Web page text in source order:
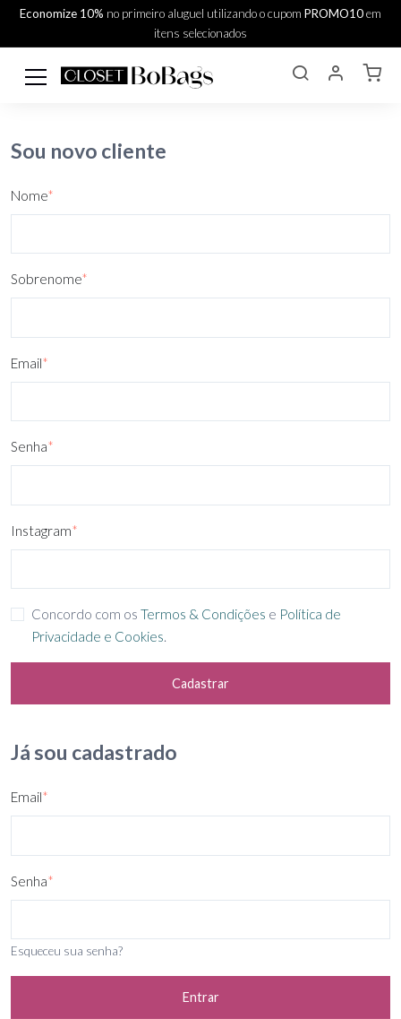
Economize 10% no primeiro aluguel utilizando o cupom PROMO10em
itens selecionados
Sou novo cliente
Nome*
Sobrenome*
Email*
Senha*
Instagram*
Concordo com os Termos & Condições e Política de
Privacidade e Cookies.
Cadastrar
Já sou cadastrado
Email*
Senha*
Esqueceu sua senha?
Entrar